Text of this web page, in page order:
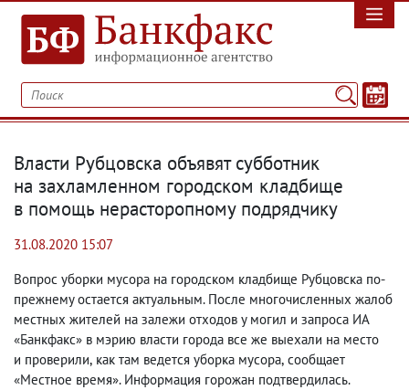
Власти Рубцовска объявят субботник
на захламленном городском кладбище
в помощь нерасторопному подрядчику
31.08.2020 15:07
Вопрос уборки мусора на городском кладбище Рубцовска по-
прежнему остается актуальным. После многочисленных жалоб
местных жителей на залежи отходов у могил и запроса ИА
«Банкфакс» в мэрию власти города все же выехали на место
и проверили, как там ведется уборка мусора, сообщает
«Местное время». Информация горожан подтвердилась.